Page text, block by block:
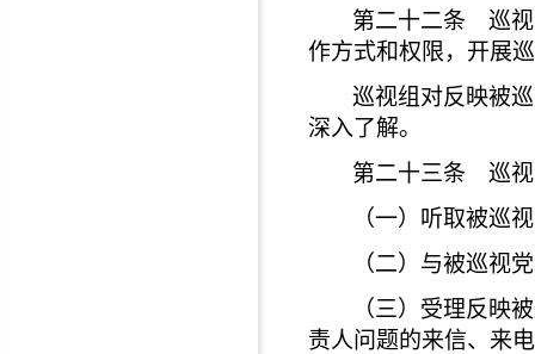
第二十二条 巡视
作方式和权限，开展
巡视组对反映被
深入了解。
第二十三条 巡视
（一）听取被巡
（二）与被巡视
（三）受理反映
责人问题的来信、来